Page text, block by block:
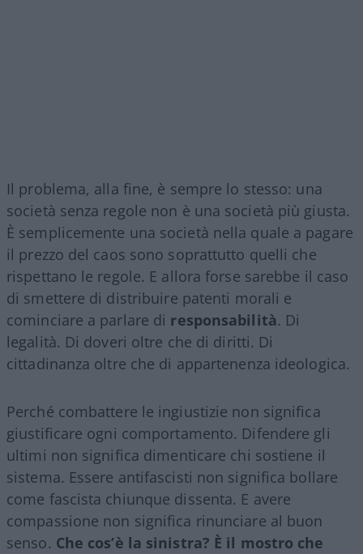
Il problema, alla fine, è sempre lo stesso: una
società senza regole non è una società più giusta.
È semplicemente una società nella quale a pagare
il prezzo del caos sono soprattutto quelli che
rispettano le regole. E allora forse sarebbe il caso
di smettere di distribuire patenti morali e
cominciare a parlare di responsabilità. Di
legalità. Di doveri oltre che di diritti. Di
cittadinanza oltre che di appartenenza ideologica.
Perché combattere le ingiustizie non significa
giustificare ogni comportamento. Difendere gli
ultimi non significa dimenticare chi sostiene il
sistema. Essere antifascisti non significa bollare
come fascista chiunque dissenta. E avere
compassione non significa rinunciare al buon
senso. Che cos’è la sinistra? È il mostro che